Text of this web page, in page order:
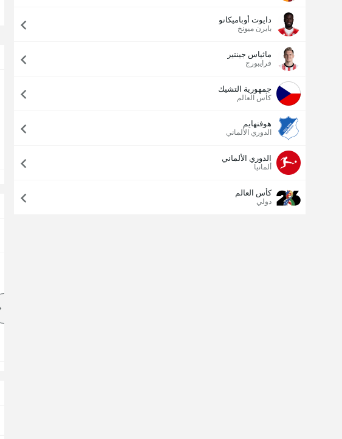
دايوت أوباميكانو
بايرن ميونخ
ماثياس جينتير
فرايبورج
جمهورية التشيك
كأس العالم
هوفنهايم
الدوري الألماني
الدوري الألماني
ألمانيا
كأس العالم
دولي